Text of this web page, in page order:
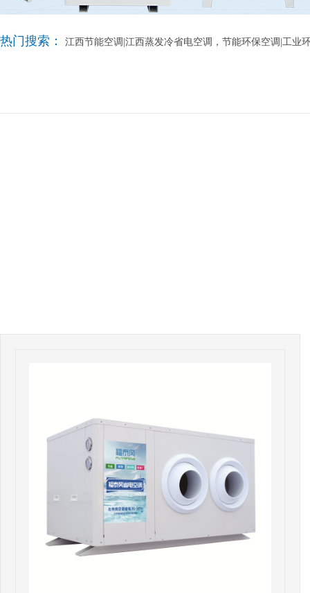
热门搜索： 江西节能空调|江西蒸发冷省电空调，节能环保空调|工业